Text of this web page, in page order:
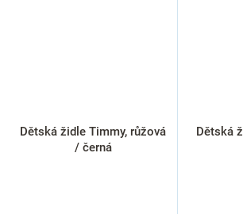
Dětská židle Timmy, růžová
/ černá
Dětská